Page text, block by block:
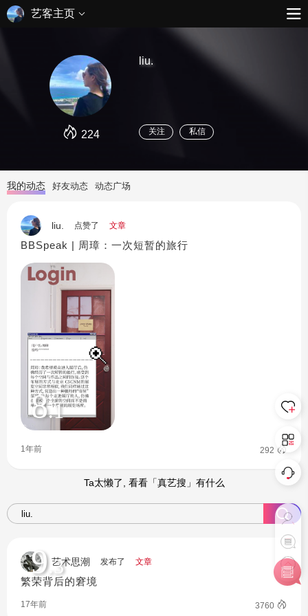
艺客主页
224
liu.
关注 私信
我的动态 好友动态 动态广场
liu. 点赞了 文章
BBSpeak | 周璋：一次短暂的旅行
8.1
1年前 292
Ta太懒了, 看看「真艺搜」有什么
艺术思潮 发布了 文章
繁荣背后的窘境
9.3
17年前 3760